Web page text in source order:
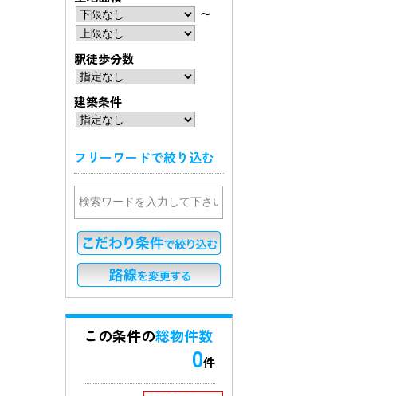
〜
駅徒歩分数
建築条件
フリーワードで絞り込む
この条件の総物件数
0件